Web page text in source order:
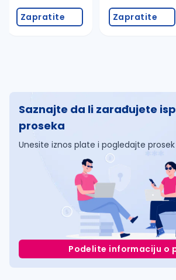
Zapratite Zapratite
Saznajte da li zarađujete
proseka
Unesite iznos plate i pogledajte
Podelite informaciju o